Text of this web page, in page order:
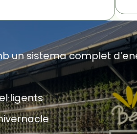
un sistema complet